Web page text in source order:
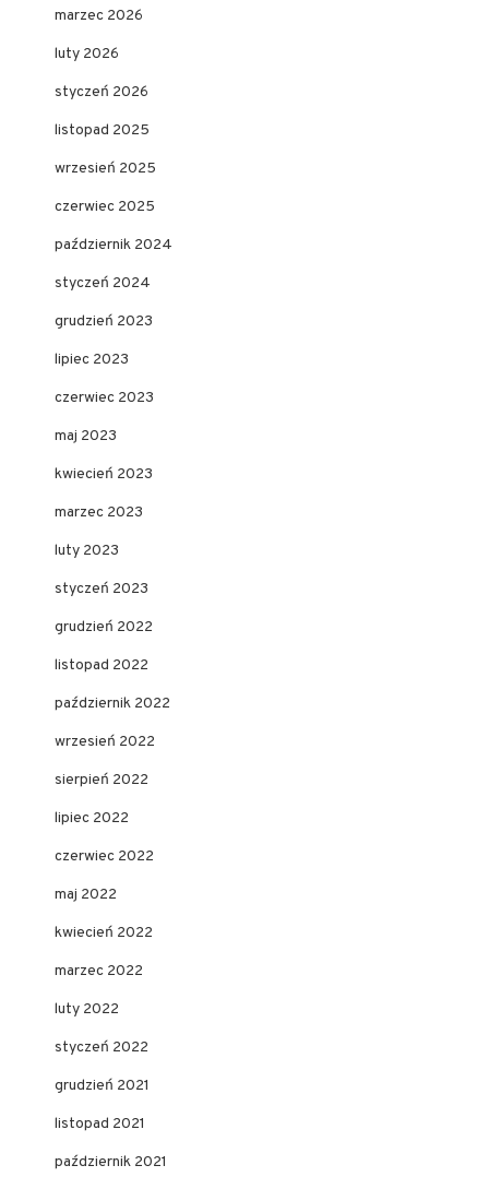
marzec 2026
luty 2026
styczeń 2026
listopad 2025
wrzesień 2025
czerwiec 2025
październik 2024
styczeń 2024
grudzień 2023
lipiec 2023
czerwiec 2023
maj 2023
kwiecień 2023
marzec 2023
luty 2023
styczeń 2023
grudzień 2022
listopad 2022
październik 2022
wrzesień 2022
sierpień 2022
lipiec 2022
czerwiec 2022
maj 2022
kwiecień 2022
marzec 2022
luty 2022
styczeń 2022
grudzień 2021
listopad 2021
październik 2021